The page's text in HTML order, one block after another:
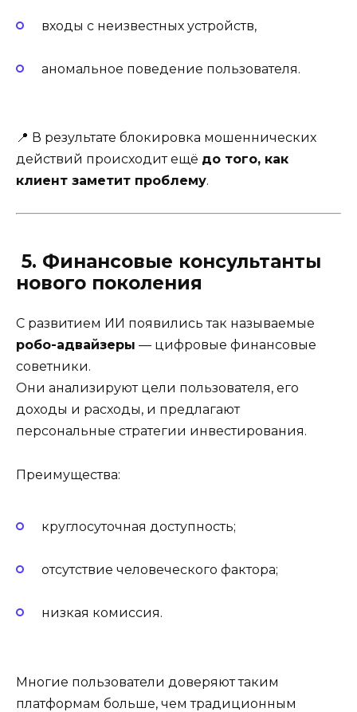
входы с неизвестных устройств,
аномальное поведение пользователя.
📍 В результате блокировка мошеннических
действий происходит ещё до того, как
клиент заметит проблему.
5. Финансовые консультанты
нового поколения
С развитием ИИ появились так называемые
робо-адвайзеры — цифровые финансовые
советники.
Они анализируют цели пользователя, его
доходы и расходы, и предлагают
персональные стратегии инвестирования.
Преимущества:
круглосуточная доступность;
отсутствие человеческого фактора;
низкая комиссия.
Многие пользователи доверяют таким
платформам больше, чем традиционным